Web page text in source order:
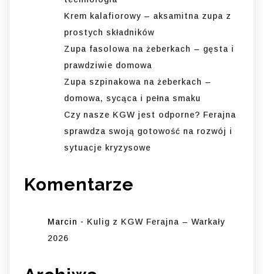
Krem kalafiorowy – aksamitna zupa z
prostych składników
Zupa fasolowa na żeberkach – gęsta i
prawdziwie domowa
Zupa szpinakowa na żeberkach –
domowa, sycąca i pełna smaku
Czy nasze KGW jest odporne? Ferajna
sprawdza swoją gotowość na rozwój i
sytuacje kryzysowe
Komentarze
Marcin - Kulig z KGW Ferajna – Warkały
2026